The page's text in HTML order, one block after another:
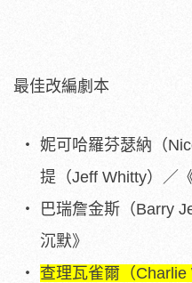
最佳改編劇本
妮可哈羅芬瑟納（
提（Jeff Whitty）／
巴瑞詹金斯（Barry
沉默》
查理瓦雀爾（